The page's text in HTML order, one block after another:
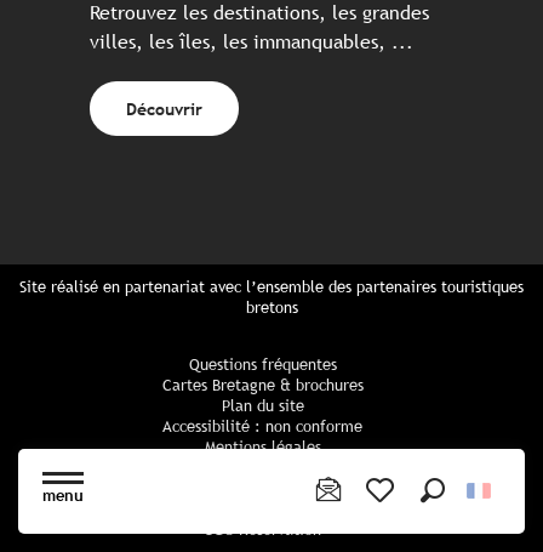
menu
Retrouvez les destinations, les grandes
villes, les îles, les immanquables, ...
Découvrir
Site réalisé en partenariat avec l’ensemble des partenaires touristiques
bretons
Questions fréquentes
Cartes Bretagne & brochures
Plan du site
Accessibilité : non conforme
Mentions légales
Politique cookies